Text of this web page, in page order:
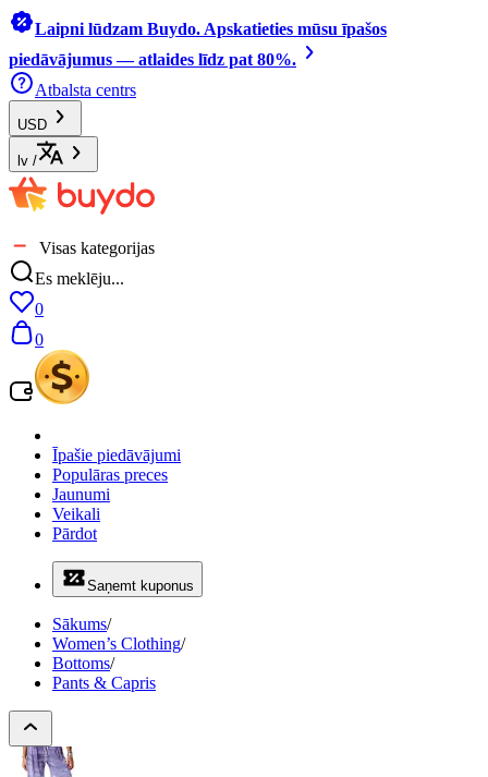
Laipni lūdzam Buydo. Apskatieties mūsu īpašos
piedāvājumus — atlaides līdz pat 80%.
Atbalsta centrs
USD
lv /
Visas kategorijas
Es meklēju...
0
0
Īpašie piedāvājumi
Populāras preces
Jaunumi
Veikali
Pārdot
Saņemt kuponus
Sākums/
Women’s Clothing/
Bottoms/
Pants & Capris